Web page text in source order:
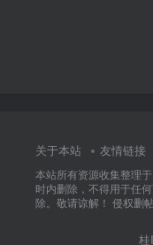
关于本站 友情链接
本站所有资源收集整理
时内删除，不得用于任
除。敬请谅解！ 侵权删
桂